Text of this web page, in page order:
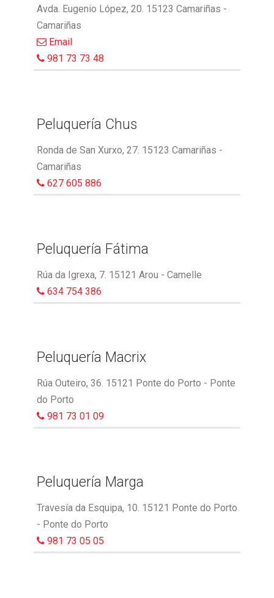
Avda. Eugenio López, 20. 15123 Camariñas -
Camariñas
Email
981 73 73 48
Peluquería Chus
Ronda de San Xurxo, 27. 15123 Camariñas -
Camariñas
627 605 886
Peluquería Fátima
Rúa da Igrexa, 7. 15121 Arou - Camelle
634 754 386
Peluquería Macrix
Rúa Outeiro, 36. 15121 Ponte do Porto - Ponte
do Porto
981 73 01 09
Peluquería Marga
Travesía da Esquipa, 10. 15121 Ponte do Porto
- Ponte do Porto
981 73 05 05